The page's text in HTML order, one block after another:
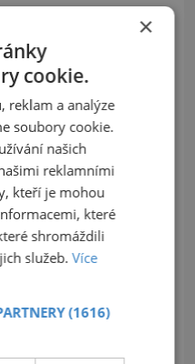
a obchodní
výškovou
patry a
celou horní plochu
poschodích se
úroveň přízemí.
×
cookie.
reklam a analýze
soubory cookie.
našich
reklamními
kteří je mohou
které
shromáždili
služeb.Více
(1616)